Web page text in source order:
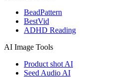
BeadPattern
BestVid
ADHD Reading
AI Image Tools
Product shot AI
Seed Audio AI